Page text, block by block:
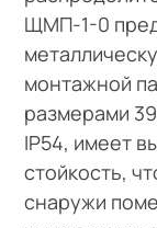
ЩМП-1-0
монтажной
размерами
IP54, имеет
стойкость,
снаружи